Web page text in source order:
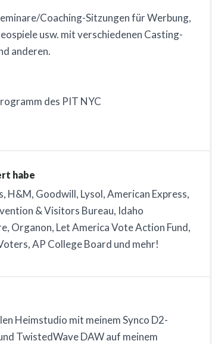
Coaching-Sitzungen für Werbung,
usw. mit verschiedenen Casting-
anderen.
des PIT NYC
habe
H&M, Goodwill, Lysol, American Express,
& Visitors Bureau, Idaho
Organon, Let America Vote Action Fund,
AP College Board und mehr!
Heimstudio mit meinem Synco D2-
TwistedWave DAW auf meinem